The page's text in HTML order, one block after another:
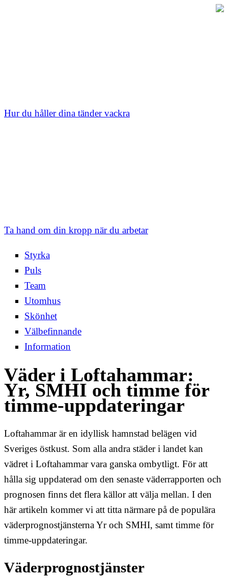
Hur du håller dina tänder vackra
Ta hand om din kropp när du arbetar
Styrka
Puls
Team
Utomhus
Skönhet
Välbefinnande
Information
Väder i Loftahammar:
Yr, SMHI och timme för
timme-uppdateringar
Loftahammar är en idyllisk hamnstad belägen vid
Sveriges östkust. Som alla andra städer i landet kan
vädret i Loftahammar vara ganska ombytligt. För att
hålla sig uppdaterad om den senaste väderrapporten och
prognosen finns det flera källor att välja mellan. I den
här artikeln kommer vi att titta närmare på de populära
väderprognostjänsterna Yr och SMHI, samt timme för
timme-uppdateringar.
Väderprognostjänster